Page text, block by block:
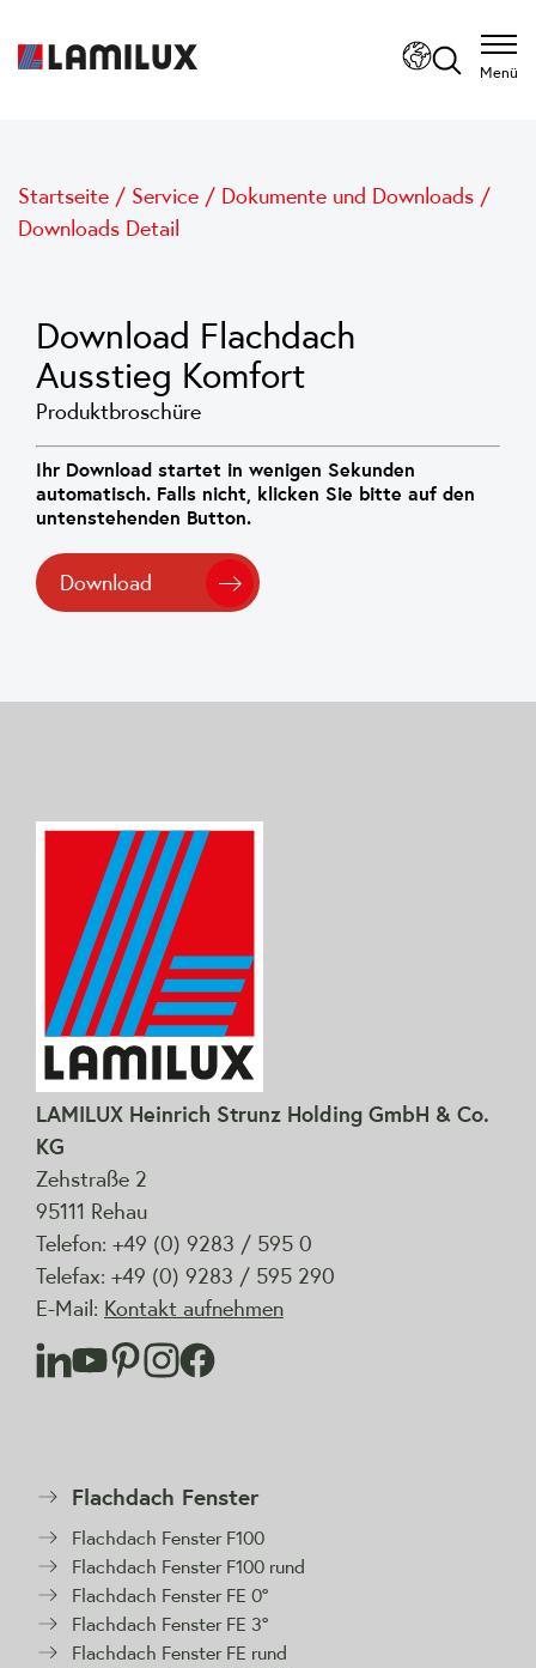
Menü
Startseite / Service / Dokumente und Downloads /
Downloads Detail
Download Flachdach
Ausstieg Komfort
Produktbroschüre
Ihr Download startet in wenigen Sekunden
automatisch. Falls nicht, klicken Sie bitte auf den
untenstehenden Button.
Download
LAMILUX Heinrich Strunz Holding GmbH & Co.
KG
Zehstraße 2
95111 Rehau
Telefon: +49 (0) 9283 / 595 0
Telefax: +49 (0) 9283 / 595 290
E-Mail: Kontakt aufnehmen
Flachdach Fenster
Flachdach Fenster F100
Flachdach Fenster F100 rund
Flachdach Fenster FE 0°
Flachdach Fenster FE 3°
Flachdach Fenster FE rund